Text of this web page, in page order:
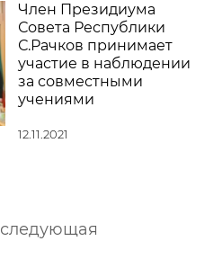
Член Президиума
Совета Республики
С.Рачков принимает
участие в наблюдении
за совместными
учениями
12.11.2021
следующая